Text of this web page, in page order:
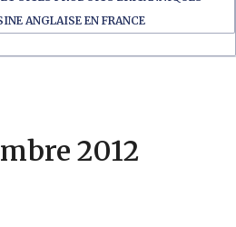
ANGLAISE EN FRANCE
2012